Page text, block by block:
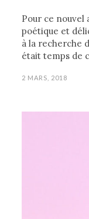
Pour ce nouvel
poétique et
à la recherche
était temps de
2 MARS, 2018